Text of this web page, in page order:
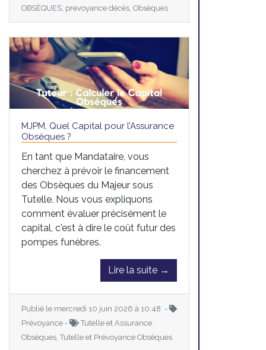
OBSÈQUES, prevoyance décès, Obsèques
MJPM, Quel Capital pour l’Assurance
Obsèques ?
En tant que Mandataire, vous
cherchez à prévoir le financement
des Obsèques du Majeur sous
Tutelle. Nous vous expliquons
comment évaluer précisément le
capital, c'est à dire le coût futur des
pompes funèbres.
Lire la suite →
Publié le mercredi 10 juin 2026 à 10:48 -
Prévoyance -
Tutelle et Assurance
Obsèques, Tutelle et Prévoyance Obsèques